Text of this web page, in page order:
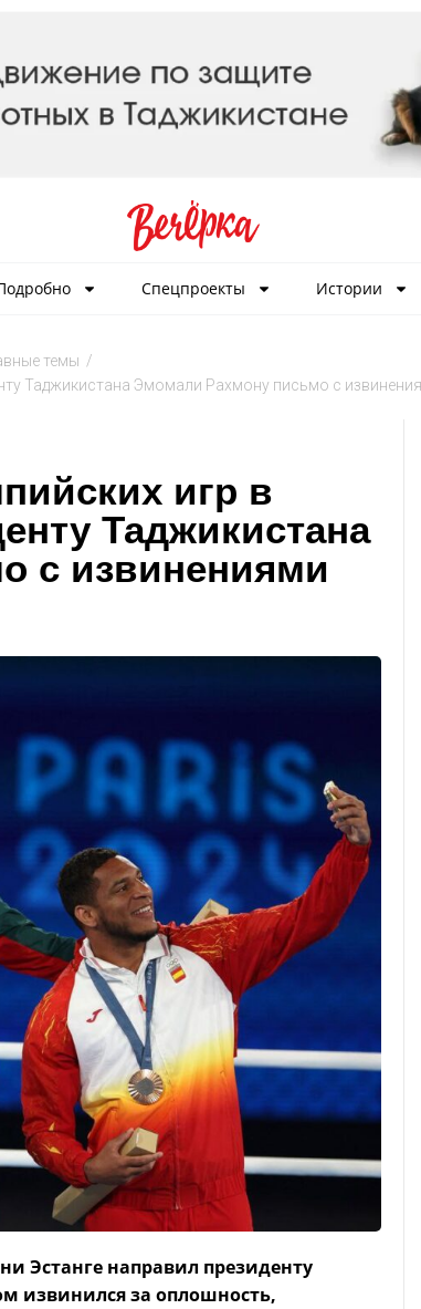
Спецпроекты Истории
темы /
Таджикистана Эмомали Рахмону письмо с
игр в
Таджикистана
с извинениями
Эстанге направил президенту
извинился за оплошность,